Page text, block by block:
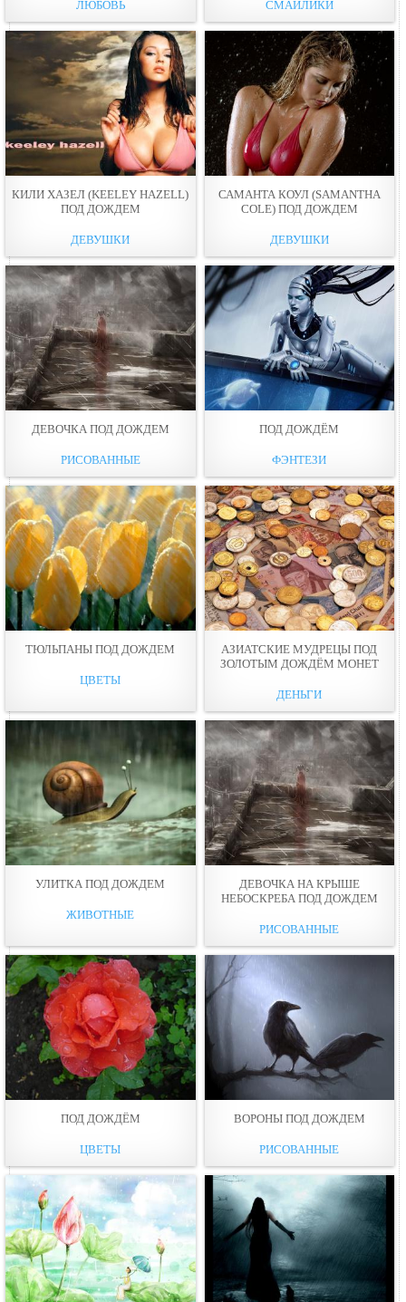
ЛЮБОВЬ СМАЙЛИКИ
КИЛИ ХАЗЕЛ (KEELEY HAZELL)
ПОД ДОЖДЕМ
ДЕВУШКИ
САМАНТА КОУЛ (SAMANTHA
COLE) ПОД ДОЖДЕМ
ДЕВУШКИ
ДЕВОЧКА ПОД ДОЖДЕМ
РИСОВАННЫЕ
ПОД ДОЖДЁМ
ФЭНТЕЗИ
ТЮЛЬПАНЫ ПОД ДОЖДЕМ
ЦВЕТЫ
АЗИАТСКИЕ МУДРЕЦЫ ПОД
ЗОЛОТЫМ ДОЖДЁМ МОНЕТ
ДЕНЬГИ
УЛИТКА ПОД ДОЖДЕМ
ЖИВОТНЫЕ
ДЕВОЧКА НА КРЫШЕ
НЕБОСКРЕБА ПОД ДОЖДЕМ
РИСОВАННЫЕ
ПОД ДОЖДЁМ
ЦВЕТЫ
ВОРОНЫ ПОД ДОЖДЕМ
РИСОВАННЫЕ